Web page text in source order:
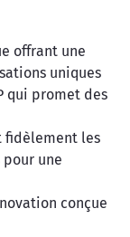
offrant une
uniques
qui promet des
fidèlement les
une
conçue